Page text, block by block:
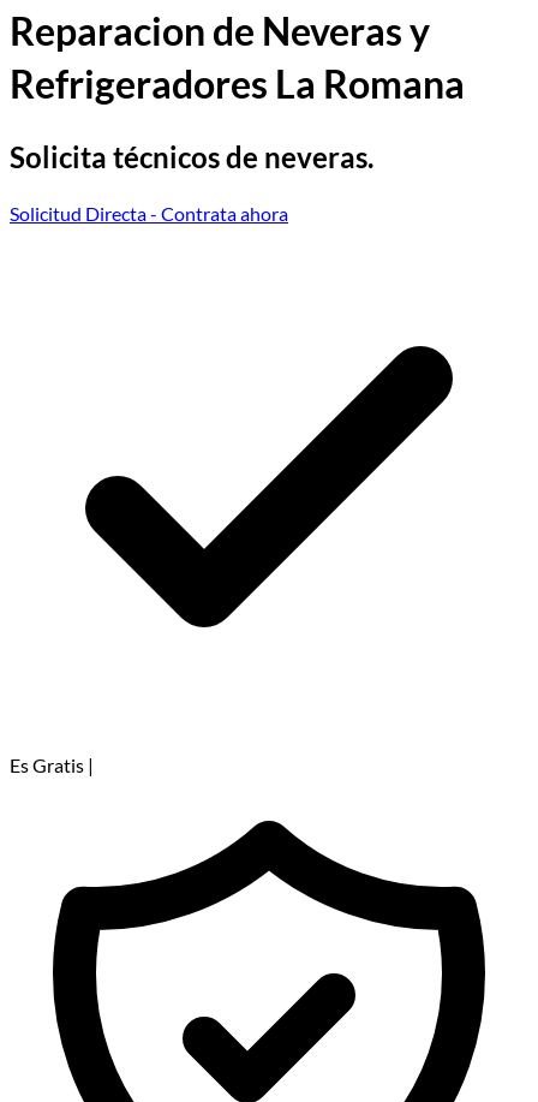
Reparacion de Neveras y
Refrigeradores La Romana
Solicita técnicos de neveras.
Solicitud Directa- Contrata ahora
Es Gratis |